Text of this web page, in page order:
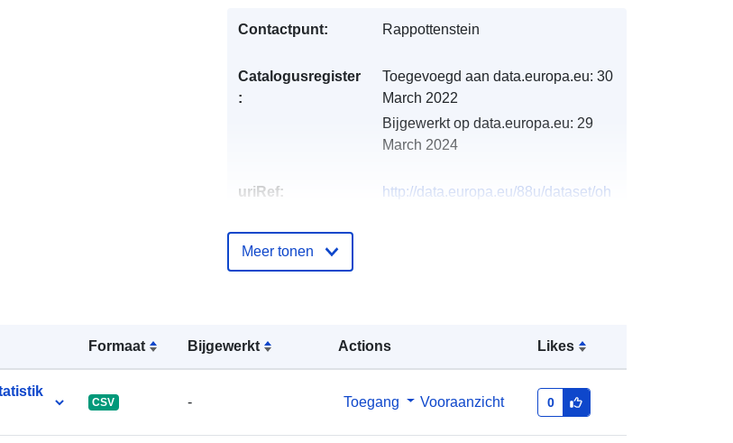
Formaat Bijgewerkt Actions Likes
CSV - Toegang Vooraanzicht 0
Contactpunt: Rappottenstein
Catalogusregister
:
Toegevoegd aan data.europa.eu: 30
March 2022
Bijgewerkt op data.europa.eu: 29
March 2024
uriRef:
http://data.europa.eu/88u/dataset/oh
Meer tonen